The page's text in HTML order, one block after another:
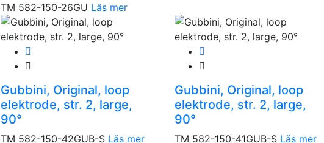
TM 582-150-26GU Läs mer
Gubbini, Original, loop
elektrode, str. 2, large,
90°
TM 582-150-42GUB-S Läs mer
Gubbini, Original, loop
elektrode, str. 2, large,
90°
TM 582-150-41GUB-S Läs mer